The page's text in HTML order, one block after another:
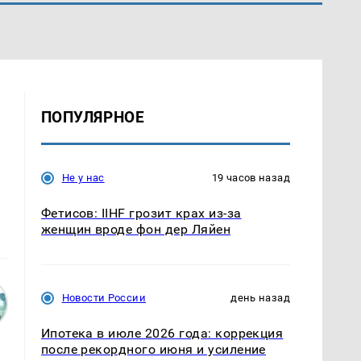
ПОПУЛЯРНОЕ
Не у нас 19 часов назад
Фетисов: IIHF грозит крах из-за
женщин вроде фон дер Ляйен
Новости России день назад
Ипотека в июле 2026 года: коррекция
после рекордного июня и усиление